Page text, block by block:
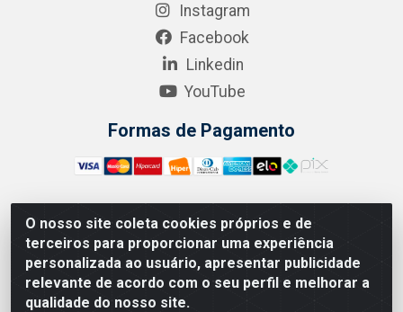
O nosso site coleta cookies próprios e de
terceiros para proporcionar uma experiência
personalizada ao usuário, apresentar publicidade
relevante de acordo com o seu perfil e melhorar a
qualidade do nosso site.
Instagram
Facebook
Linkedin
YouTube
Formas de Pagamento
A.R. RODRIGUEZ SOLUÇÕES EM SAÚDE - Endereço Av.
Joaquim Nabuco, 2235 - Centro, Manaus - AM, CEP
69020-031 - CNPJ 04.562.591/0001-41